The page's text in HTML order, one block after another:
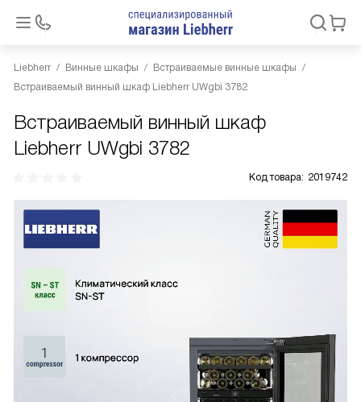
Liebherr Винные шкафы
Встраиваемые винные шкафы
Встраиваемый винный шкаф Liebherr UWgbi 3782
Встраиваемый винный шкаф
Liebherr UWgbi 3782
Код товара: 2019742